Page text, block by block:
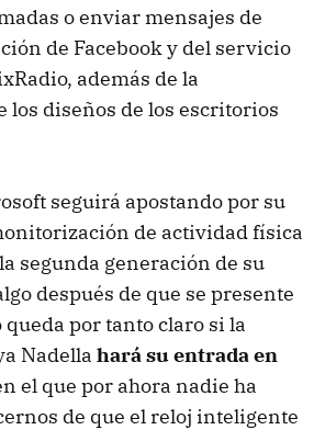
o enviar mensajes de
de Facebook y del servicio
además de la
los diseños de los escritorios
seguirá apostando por su
de actividad física
segunda generación de su
después de que se presente
por tanto claro si la
Nadella hará su entrada en
el que por ahora nadie ha
de que el reloj inteligente